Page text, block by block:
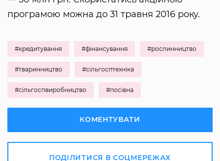
програмою можна до 31 травня 2016 року.
#кредитування #фінансування #рослинництво
#тваринництво #сільгосптехніка
#сільгоспвиробництво #посівна
КОМЕНТУВАТИ
ПОДІЛИТИСЯ В СОЦМЕРЕЖАХ